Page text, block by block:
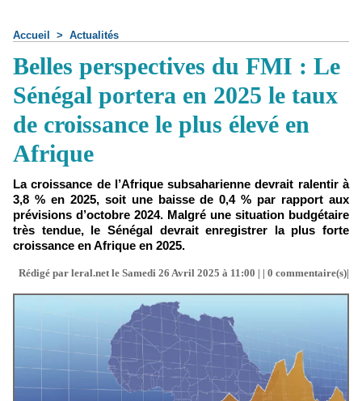
Accueil > Actualités
Belles perspectives du FMI : Le
Sénégal portera en 2025 le taux
de croissance le plus élevé en
Afrique
La croissance de l’Afrique subsaharienne devrait ralentir à
3,8 % en 2025, soit une baisse de 0,4 % par rapport aux
prévisions d’octobre 2024. Malgré une situation budgétaire
très tendue, le Sénégal devrait enregistrer la plus forte
croissance en Afrique en 2025.
Rédigé par leral.net le Samedi 26 Avril 2025 à 11:00 | | 0 commentaire(s)|